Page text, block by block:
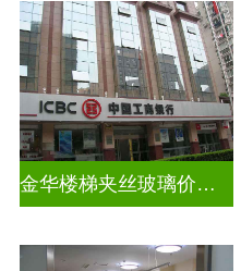
金华楼梯夹丝玻璃价钱多少一米